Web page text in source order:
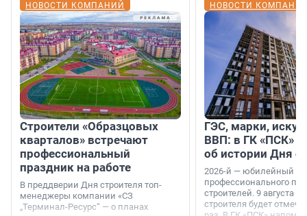
НОВОСТИ КОМПАНИЙ
Строители «Образцовых
кварталов» встречают
профессиональный
праздник на работе
В преддверии Дня строителя топ-
менеджеры компании «СЗ
„Терминал-Ресурс“ — о планах
НОВОСТИ
ГЭС, марки,
ВВП: в ГК «ПСК»
об истории Дня
2026-й — юбилейный
профессионального
строителей. 9 августа
строителя будет